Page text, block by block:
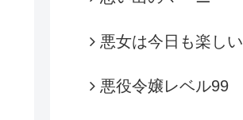
悪女は今日も楽しい
悪役令嬢レベル99